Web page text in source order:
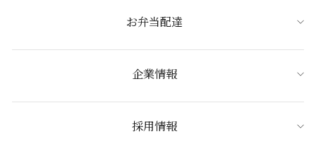
お弁当配達
企業情報
採用情報